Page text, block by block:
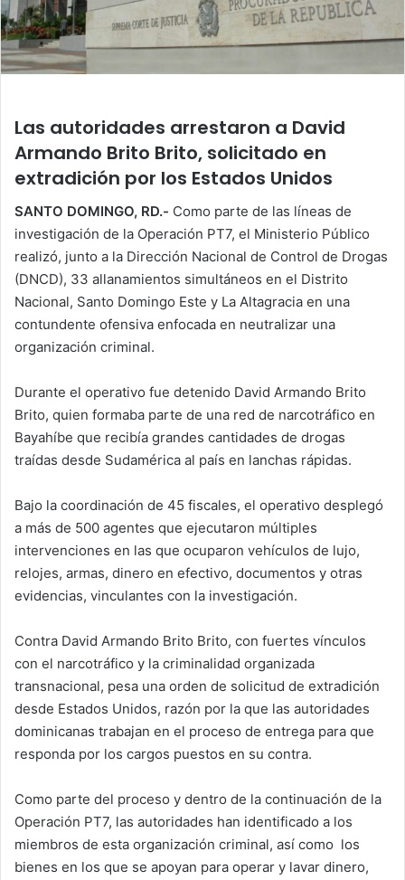
Las autoridades arrestaron a David
Armando Brito Brito, solicitado en
extradición por los Estados Unidos
SANTO DOMINGO, RD.- Como parte de las líneas de
investigación de la Operación PT7, el Ministerio Público
realizó, junto a la Dirección Nacional de Control de Drogas
(DNCD), 33 allanamientos simultáneos en el Distrito
Nacional, Santo Domingo Este y La Altagracia en una
contundente ofensiva enfocada en neutralizar una
organización criminal.
Durante el operativo fue detenido David Armando Brito
Brito, quien formaba parte de una red de narcotráfico en
Bayahíbe que recibía grandes cantidades de drogas
traídas desde Sudamérica al país en lanchas rápidas.
Bajo la coordinación de 45 fiscales, el operativo desplegó
a más de 500 agentes que ejecutaron múltiples
intervenciones en las que ocuparon vehículos de lujo,
relojes, armas, dinero en efectivo, documentos y otras
evidencias, vinculantes con la investigación.
Contra David Armando Brito Brito, con fuertes vínculos
con el narcotráfico y la criminalidad organizada
transnacional, pesa una orden de solicitud de extradición
desde Estados Unidos, razón por la que las autoridades
dominicanas trabajan en el proceso de entrega para que
responda por los cargos puestos en su contra.
Como parte del proceso y dentro de la continuación de la
Operación PT7, las autoridades han identificado a los
miembros de esta organización criminal, así como los
bienes en los que se apoyan para operar y lavar dinero,